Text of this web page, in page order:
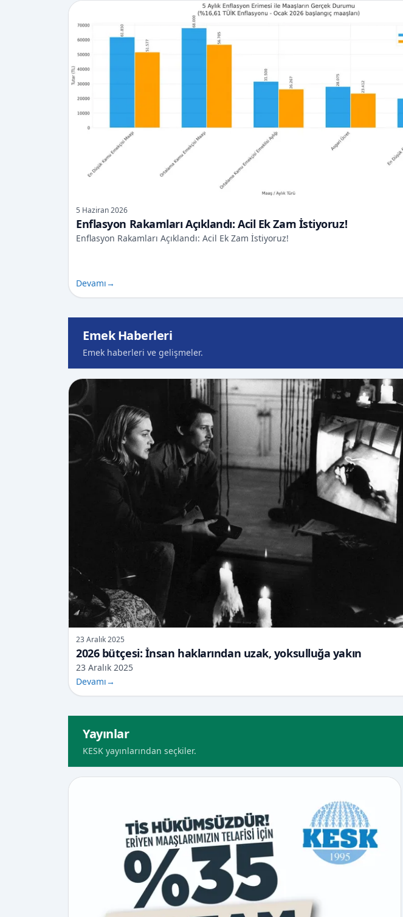
5 Haziran 2026
Enflasyon Rakamları Açıklandı: Acil Ek Zam İstiyoruz!
Enflasyon Rakamları Açıklandı: Acil Ek Zam İstiyoruz!
Devamı→
Emek Haberleri
Emek haberleri ve gelişmeler.
23 Aralık 2025
2026 bütçesi: İnsan haklarından uzak, yoksulluğa yakın
23 Aralık 2025
Devamı→
Yayınlar
KESK yayınlarından seçkiler.